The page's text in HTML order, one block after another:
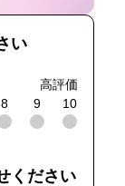
い
高評価
8 9 10
ください